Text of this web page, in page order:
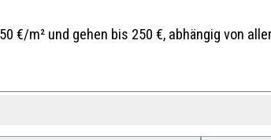
m² und gehen bis 250 €, abhängig von